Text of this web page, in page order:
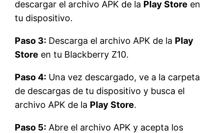
descargar el archivo APK de la Play Store en
tu dispositivo.
Paso 3: Descarga el archivo APK de la Play
Store en tu Blackberry Z10.
Paso 4: Una vez descargado, ve a la carpeta
de descargas de tu dispositivo y busca el
archivo APK de la Play Store.
Paso 5: Abre el archivo APK y acepta los